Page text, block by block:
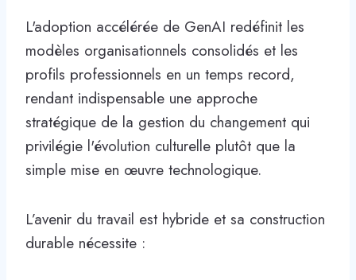
L'adoption accélérée de GenAI redéfinit les
modèles organisationnels consolidés et les
profils professionnels en un temps record,
rendant indispensable une approche
stratégique de la gestion du changement qui
privilégie l'évolution culturelle plutôt que la
simple mise en œuvre technologique.
L’avenir du travail est hybride et sa construction
durable nécessite :